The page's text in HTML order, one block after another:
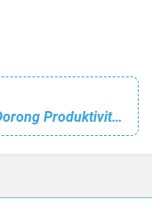
Babinsa Bantu Petani Olah Kopra, Dorong Produktivitas Petani di Desa Popodu